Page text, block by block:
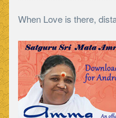
When Love is there,